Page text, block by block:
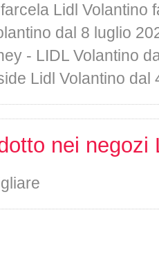
Lidl Volantino
dal 8 luglio
- LIDL Volantino
Lidl Volantino dal
nei negozi